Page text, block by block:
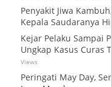
Penyakit Jiwa
Kepala Saudaranya
Kejar Pelaku Sampai
Ungkap Kasus Curas
Views
Peringati May Day,